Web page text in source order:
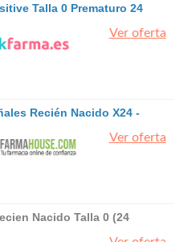
Talla 0 Prematuro 24
Ver oferta
Recién Nacido X24 -
Ver oferta
Nacido Talla 0 (24